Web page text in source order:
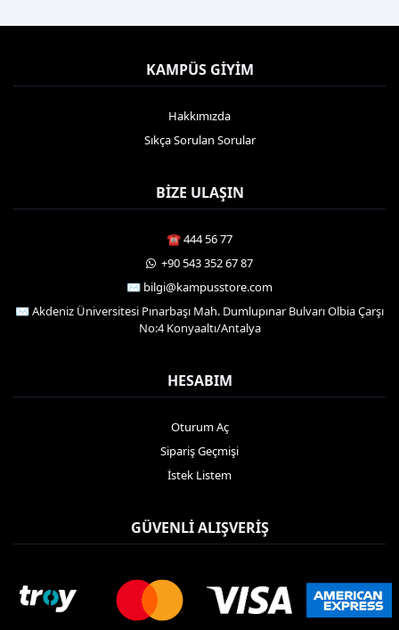
KAMPÜS GIYIM
Hakkımızda
Sıkça Sorulan Sorular
BIZE ULAŞIN
☎️ 444 56 77
️ +90 543 352 67 87
✉️ bilgi@kampusstore.com
✉️ Akdeniz Üniversitesi Pınarbaşı Mah. Dumlupınar Bulvarı Olbia Çarşı
No:4 Konyaaltı/Antalya
HESABIM
Oturum Aç
Sipariş Geçmişi
İstek Listem
GÜVENLI ALIŞVERIŞ